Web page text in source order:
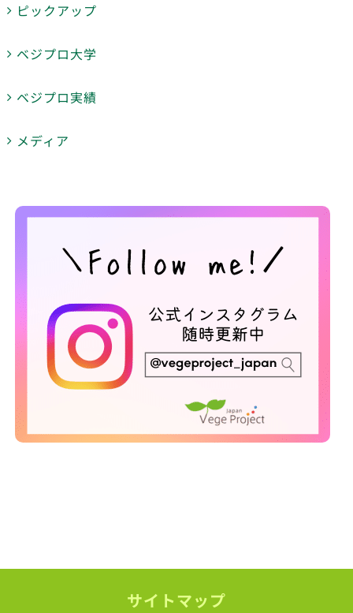
ピックアップ
ベジプロ大学
ベジプロ実績
メディア
サイトマップ